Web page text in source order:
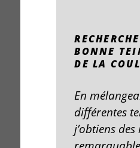
BONNE
DE LA
En
différentes
j’obtiens